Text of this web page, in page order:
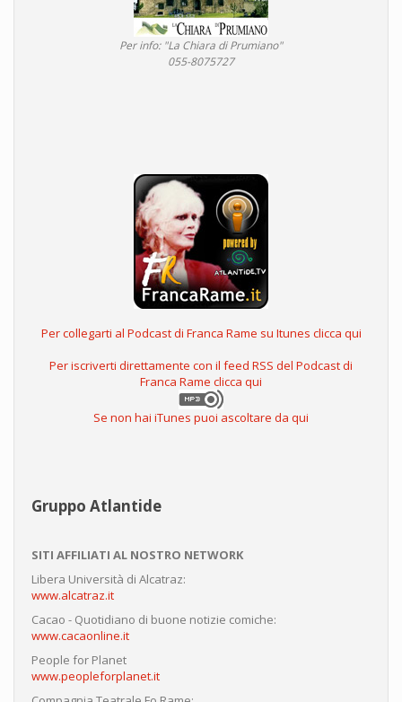
Per info: "La Chiara di Prumiano"
055-8075727
Per collegarti al Podcast di Franca Rame su Itunes clicca qui
Per iscriverti direttamente con il feed RSS del Podcast di
Franca Rame clicca qui
Se non hai iTunes puoi ascoltare da qui
Gruppo Atlantide
SITI AFFILIATI AL NOSTRO NETWORK
Libera Università di Alcatraz:
www.alcatraz.it
Cacao - Quotidiano di buone notizie comiche:
www.cacaonline.it
People for Planet
www.peopleforplanet.it